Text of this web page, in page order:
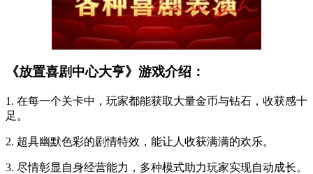
《放置喜剧中心大亨》游戏介绍：
1. 在每一个关卡中，玩家都能获取大量金币与钻石，收获感十
足。
2. 超具幽默色彩的剧情特效，能让人收获满满的欢乐。
3. 尽情彰显自身经营能力，多种模式助力玩家实现自动成长。